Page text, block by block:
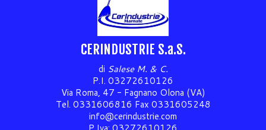
CERINDUSTRIE S.a.S.
di Salese M. & C.
P.I. 03272610126
Via Roma, 47 - Fagnano Olona (VA)
Tel. 0331606816 Fax 0331605248
info@cerindustrie.com